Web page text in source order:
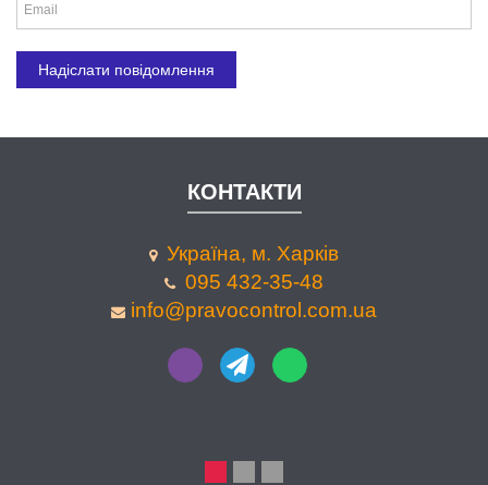
КОНТАКТИ
Україна, м. Харків
095 432-35-48
info@pravocontrol.com.ua